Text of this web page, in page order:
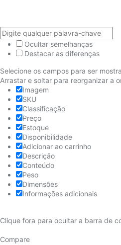
Ocultar semelhanças
Destacar as diferenças
Selecione os campos para ser
Arrastar e soltar para reorganizar a
Imagem
SKU
Classificação
Preço
Estoque
Disponibilidade
Adicionar ao carrinho
Descrição
Conteúdo
Peso
Dimensões
Informações adicionais
Clique fora para ocultar a barra de
Compare